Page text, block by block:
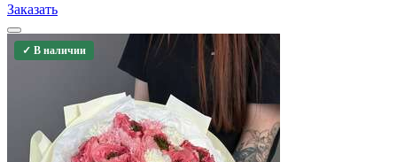
Заказать
✓ В наличии